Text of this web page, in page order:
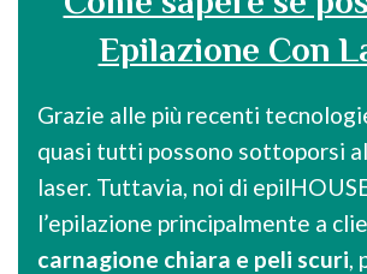
Epilazione Con
Grazie alle più recenti
quasi tutti possono sottoporsi
laser. Tuttavia, noi di
l’epilazione principalmente a
carnagione chiara e peli scuri,